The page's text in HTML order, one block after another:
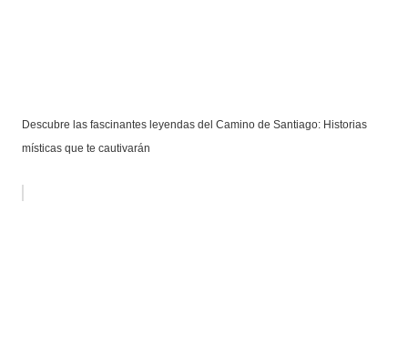
Descubre las fascinantes leyendas del Camino de Santiago: Historias
místicas que te cautivarán